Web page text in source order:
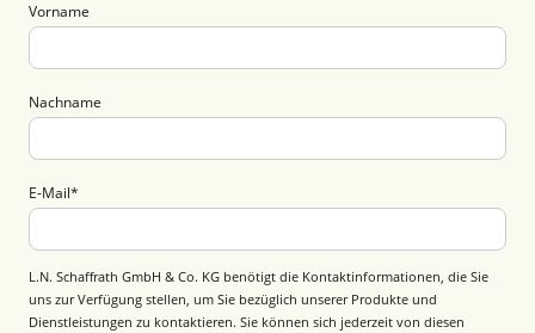
Vorname
Nachname
E-Mail*
L.N. Schaffrath GmbH & Co. KG benötigt die Kontaktinformationen, die Sie
uns zur Verfügung stellen, um Sie bezüglich unserer Produkte und
Dienstleistungen zu kontaktieren. Sie können sich jederzeit von diesen